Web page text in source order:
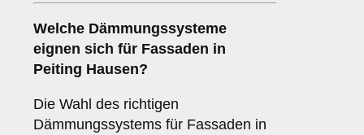
Welche Dämmungssysteme
eignen sich für Fassaden in
Peiting Hausen?
Die Wahl des richtigen
Dämmungssystems für Fassaden in